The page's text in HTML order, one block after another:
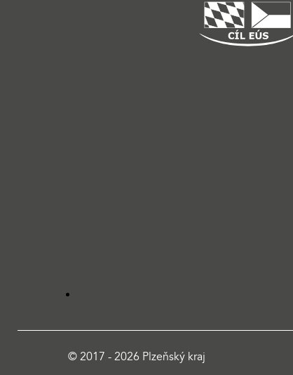
© 2017 - 2026 Plzeňský kraj